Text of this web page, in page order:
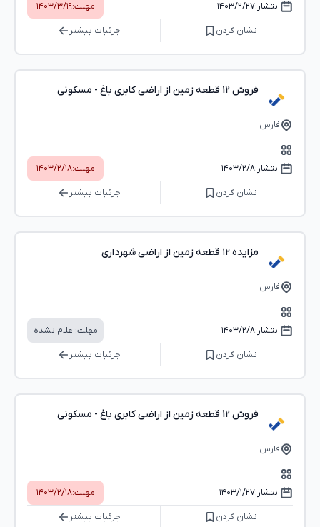
انتشار:۱۴۰۳/۲/۲۷ مهلت:۱۴۰۳/۳/۱۹
نشان کردن جزئیات بیشتر
فروش 12 قطعه زمین از اراضی کابری باغ - مسکونی
فارس
انتشار:۱۴۰۳/۲/۸ مهلت:۱۴۰۳/۲/۱۸
نشان کردن جزئیات بیشتر
مزایده ۱۲ قطعه زمین از اراضی شهرداری
فارس
انتشار:۱۴۰۳/۲/۸ مهلت:اعلام نشده
نشان کردن جزئیات بیشتر
فروش 12 قطعه زمین از اراضی کابری باغ - مسکونی
فارس
انتشار:۱۴۰۳/۱/۲۷ مهلت:۱۴۰۳/۲/۱۸
نشان کردن جزئیات بیشتر